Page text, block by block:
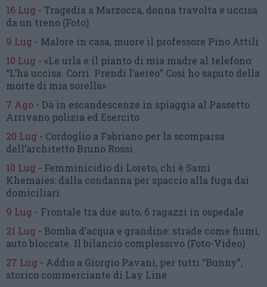
16 Lug - Tragedia a Marzocca, donna travolta e uccisa
da un treno (Foto)
9 Lug - Malore in casa, muore il professore Pino Attili
10 Lug - «Le urla e il pianto di mia madre al telefono:
“L’ha uccisa. Corri. Prendi l’aereo” Così ho saputo della
morte di mia sorella»
7 Ago - Dà in escandescenze in spiaggia al Passetto.
Arrivano polizia ed Esercito
20 Lug - Cordoglio a Fabriano per la scomparsa
dell’architetto Bruno Rossi
10 Lug - Femminicidio di Loreto, chi è Sami
Khemaies: dalla condanna per spaccio alla fuga dai
domiciliari
9 Lug - Frontale tra due auto, 6 ragazzi in ospedale
21 Lug - Bomba d’acqua e grandine: strade come fiumi,
auto bloccate. Il bilancio complessivo (Foto-Video)
27 Lug - Addio a Giorgio Pavani, per tutti “Bunny”,
storico commerciante di Lay Line